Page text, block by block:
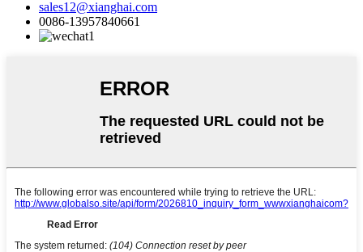
sales12@xianghai.com
0086-13957840661